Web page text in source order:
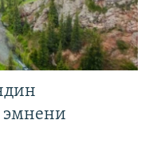
эмнени